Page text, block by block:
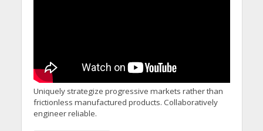
Uniquely strategize progressive markets rather than
frictionless manufactured products. Collaboratively
engineer reliable.